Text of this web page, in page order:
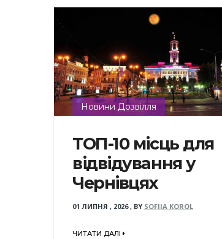
Новини Дозвілля
ТОП-10 місць для
відвідування у
Чернівцях
01 ЛИПНЯ , 2026, BY SOFIIA KOROL
ЧИТАТИ ДАЛІ